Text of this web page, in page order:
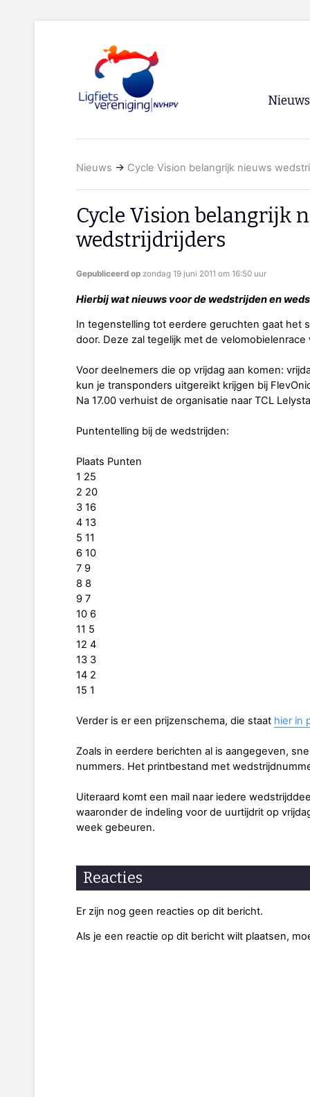
Nieuws
RSS
Nieuws → Cycle Vision belangrijk nieuws
Cycle Vision belangrijk
wedstrijdrijders
Gepubliceerd op zondag 19 juni 2011 om 16:50 uur
Hierbij wat nieuws voor de wedstrijden en
In tegenstelling tot eerdere geruchten gaat het
door. Deze zal tegelijk met de
Voor deelnemers die op vrijdag aan komen:
kun je transponders uitgereikt krijgen bij
Na 17.00 verhuist de organisatie naar TCL
Puntentelling bij de wedstrijden:
Plaats Punten
1 25
2 20
3 16
4 13
5 11
6 10
7 9
8 8
9 7
10 6
11 5
12 4
13 3
14 2
15 1
Verder is er een prijzenschema, die staat hier in
Zoals in eerdere berichten al is aangegeven,
nummers. Het printbestand met
Uiteraard komt een mail naar iedere
waaronder de indeling voor de uurtijdrit op
week gebeuren.
Reacties
Er zijn nog geen reacties op dit bericht.
Als je een reactie op dit bericht wilt plaatsen,